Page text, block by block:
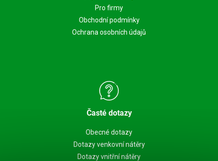
Pro firmy
Obchodní podmínky
Ochrana osobních údajů
Časté dotazy
Obecné dotazy
Dotazy venkovní nátěry
Dotazy vnitřní nátěry